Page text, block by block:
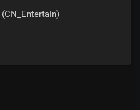
(CN_Entertain)